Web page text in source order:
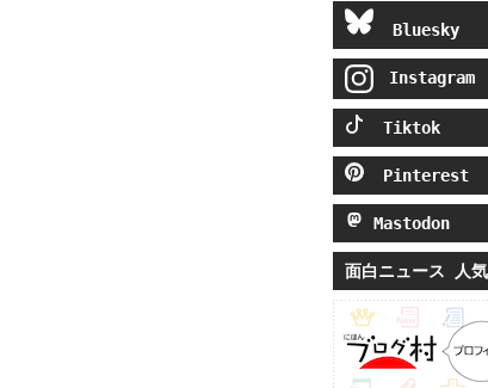
Bluesky
Instagram
Tiktok
Pinterest
Mastodon
面白ニュース 人